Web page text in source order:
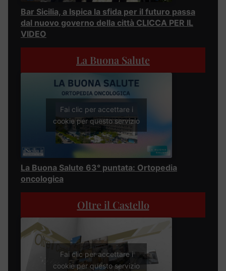
Bar Sicilia, a Ispica la sfida per il futuro passa
dal nuovo governo della città CLICCA PER IL
VIDEO
La Buona Salute
Fai clic per accettare i
cookie per questo servizio
La Buona Salute 63° puntata: Ortopedia
oncologica
Oltre il Castello
Fai clic per accettare i
cookie per questo servizio